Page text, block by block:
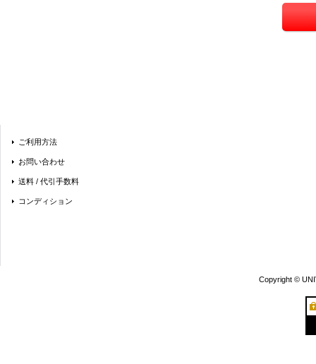
ご利用方法
お問い合わせ
送料 / 代引手数料
コンディション
Copyright ©